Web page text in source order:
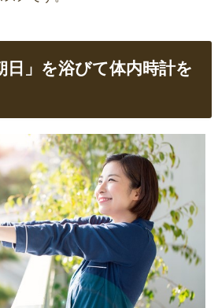
日」を浴びて体内時計を